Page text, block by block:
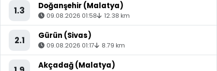
1.3 Doğanşehir (Malatya)
09.08.2026 01:58 12.38 km
2.1 Gürün (Sivas)
09.08.2026 01:17 8.79 km
Akçadağ (Malatya)